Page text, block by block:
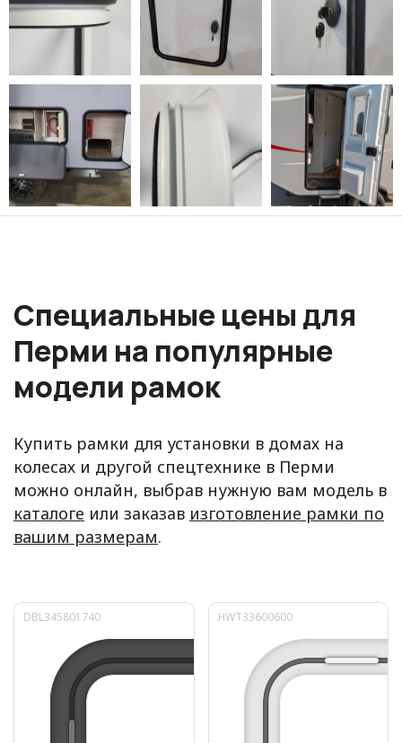
Специальные цены для
Перми на популярные
модели рамок
Купить рамки для установки в домах на
колесах и другой спецтехнике в Перми
можно онлайн, выбрав нужную вам модель в
каталоге или заказав изготовление рамки по
вашим размерам.
DBL345801740 HWT33600600